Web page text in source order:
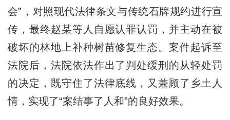
会”，对照现代法律条文与传统石牌规约进行宣
传，最终赵某等人自愿认罪认罚，并主动在被
破坏的林地上补种树苗修复生态。案件起诉至
法院后，法院依法作出了判处缓刑的从轻处罚
的决定，既守住了法律底线，又兼顾了乡土人
情，实现了“案结事了人和”的良好效果。